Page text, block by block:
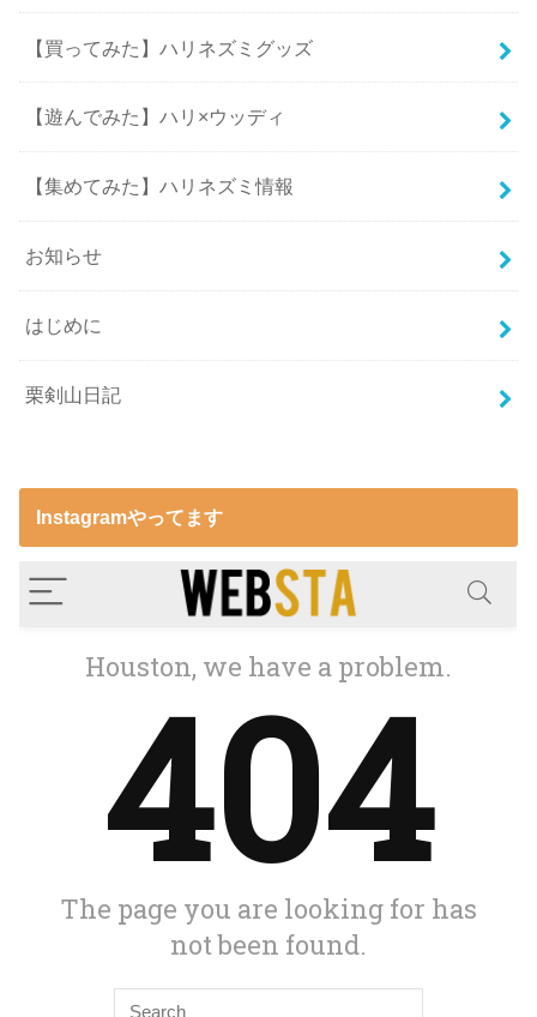
【買ってみた】ハリネズミグッズ
【遊んでみた】ハリ×ウッディ
【集めてみた】ハリネズミ情報
お知らせ
はじめに
栗剣山日記
Instagramやってます